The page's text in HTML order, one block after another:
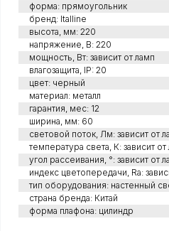
форма: прямоугольник
бренд: Italline
высота, мм: 220
напряжение, В: 220
мощность, Вт: зависит от ламп
влагозащита, IP: 20
цвет: черный
материал: металл
гарантия, мес: 12
ширина, мм: 60
световой поток, Лм: зависит от
температура света, К: зависит от
угол рассеивания, °: зависит от
индекс цветопередачи, Ra:
тип оборудования: настенный
страна бренда: Китай
форма плафона: цилиндр